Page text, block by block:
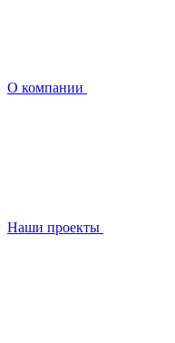
О компании
Наши проекты